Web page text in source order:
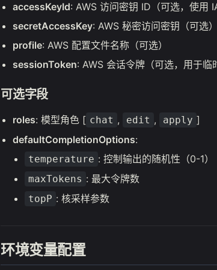
accessKeyId: AWS 访问密钥 ID（可选，使用
secretAccessKey: AWS 秘密访问密钥（可选）
profile: AWS 配置文件名称（可选）
sessionToken: AWS 会话令牌（可选，用于临
可选字段
roles: 模型角色 [ chat , edit , apply ]
defaultCompletionOptions:
temperature : 控制输出的随机性（0-1）
maxTokens : 最大令牌数
topP : 核采样参数
环境变量配置